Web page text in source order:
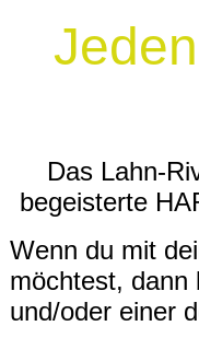
Das Lahn-
begeisterte
Wenn du mit
möchtest, dann
und/oder einer